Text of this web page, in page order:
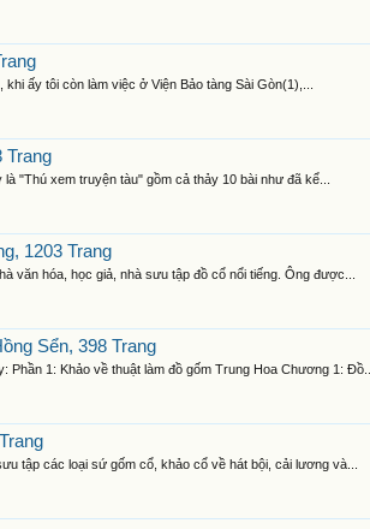
ấy tôi còn làm việc ở Viện Bảo tàng Sài Gòn(1),...
Trang
"Thú xem truyện tàu" gồm cả thảy 10 bài như đã kể...
1203 Trang
văn hóa, học giả, nhà sưu tập đồ cổ nổi tiếng. Ông được...
Sển, 398 Trang
1: Khảo về thuật làm đồ gốm Trung Hoa Chương 1: Đồ...
tập các loại sứ gốm cổ, khảo cổ về hát bội, cải lương và...